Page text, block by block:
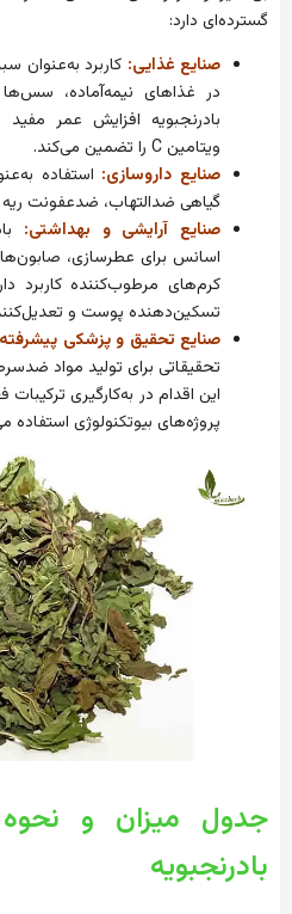
گسترده‌ای دارد:
صنایع غذایی: کاربرد به‌عنوان
در غذاهای نیمه‌آماده،
بادرنجبویه افزایش عمر
ویتامین C را تضمین می‌کند.
صنایع داروسازی: استفاده
گیاهی ضدالتهاب، ضدعفونت
صنایع آرایشی و بهداشتی:
اسانس برای عطرسازی،
کرم‌های مرطوب‌کننده کاربرد
تسکین‌دهنده پوست و
صنایع تحقیق و پزشکی
تحقیقاتی برای تولید مواد
این اقدام در به‌کارگیری
پروژه‌های بیوتکنولوژی استفاده
جدول میزان و
بادرنجبویه